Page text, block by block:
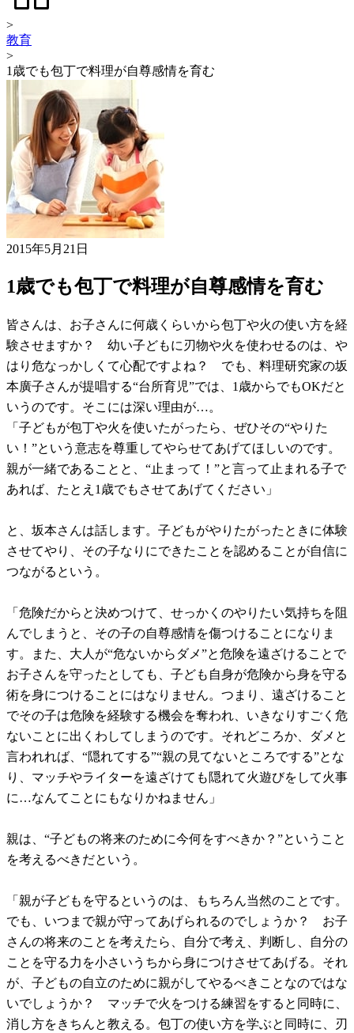
>
教育
>
1歳でも包丁で料理が自尊感情を育む
2015年5月21日
1歳でも包丁で料理が自尊感情を育む
皆さんは、お子さんに何歳くらいから包丁や火の使い方を経
験させますか？ 幼い子どもに刃物や火を使わせるのは、や
はり危なっかしくて心配ですよね？ でも、料理研究家の坂
本廣子さんが提唱する“台所育児”では、1歳からでもOKだと
いうのです。そこには深い理由が…。
「子どもが包丁や火を使いたがったら、ぜひその“やりた
い！”という意志を尊重してやらせてあげてほしいのです。
親が一緒であることと、“止まって！”と言って止まれる子で
あれば、たとえ1歳でもさせてあげてください」
と、坂本さんは話します。子どもがやりたがったときに体験
させてやり、その子なりにできたことを認めることが自信に
つながるという。
「危険だからと決めつけて、せっかくのやりたい気持ちを阻
んでしまうと、その子の自尊感情を傷つけることになりま
す。また、大人が“危ないからダメ”と危険を遠ざけることで
お子さんを守ったとしても、子ども自身が危険から身を守る
術を身につけることにはなりません。つまり、遠ざけること
でその子は危険を経験する機会を奪われ、いきなりすごく危
ないことに出くわしてしまうのです。それどころか、ダメと
言われれば、“隠れてする”“親の見てないところでする”とな
り、マッチやライターを遠ざけても隠れて火遊びをして火事
に…なんてことにもなりかねません」
親は、“子どもの将来のために今何をすべきか？”ということ
を考えるべきだという。
「親が子どもを守るというのは、もちろん当然のことです。
でも、いつまで親が守ってあげられるのでしょうか？ お子
さんの将来のことを考えたら、自分で考え、判断し、自分の
ことを守る力を小さいうちから身につけさせてあげる。それ
が、子どもの自立のために親がしてやるべきことなのではな
いでしょうか？ マッチで火をつける練習をすると同時に、
消し方をきちんと教える。包丁の使い方を学ぶと同時に、刃